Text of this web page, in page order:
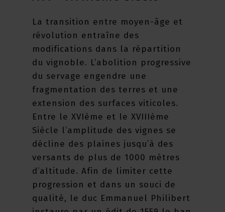
La transition entre moyen-âge et
révolution entraîne des
modifications dans la répartition
du vignoble. L’abolition progressive
du servage engendre une
fragmentation des terres et une
extension des surfaces viticoles.
Entre le XVIème et le XVIIIème
Siècle l’amplitude des vignes se
décline des plaines jusqu’à des
versants de plus de 1000 mètres
d’altitude. Afin de limiter cette
progression et dans un souci de
qualité, le duc Emmanuel Philibert